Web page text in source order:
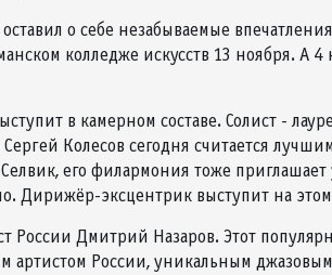
о себе незабываемые
колледже искусств 13 ноября. А
в камерном составе. Солист -
Колесов сегодня считается
его филармония тоже приглашает
Дирижёр-эксцентрик выступит на
России Дмитрий Назаров. Этот
артистом России, уникальным